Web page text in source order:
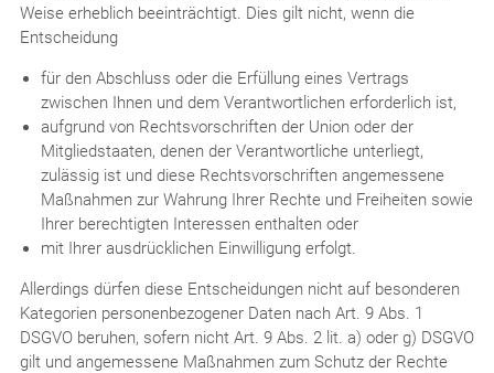
Weise erheblich beeinträchtigt. Dies gilt nicht, wenn die
Entscheidung
für den Abschluss oder die Erfüllung eines Vertrags
zwischen Ihnen und dem Verantwortlichen erforderlich ist,
aufgrund von Rechtsvorschriften der Union oder der
Mitgliedstaaten, denen der Verantwortliche unterliegt,
zulässig ist und diese Rechtsvorschriften angemessene
Maßnahmen zur Wahrung Ihrer Rechte und Freiheiten sowie
Ihrer berechtigten Interessen enthalten oder
mit Ihrer ausdrücklichen Einwilligung erfolgt.
Allerdings dürfen diese Entscheidungen nicht auf besonderen
Kategorien personenbezogener Daten nach Art. 9 Abs. 1
DSGVO beruhen, sofern nicht Art. 9 Abs. 2 lit. a) oder g) DSGVO
gilt und angemessene Maßnahmen zum Schutz der Rechte